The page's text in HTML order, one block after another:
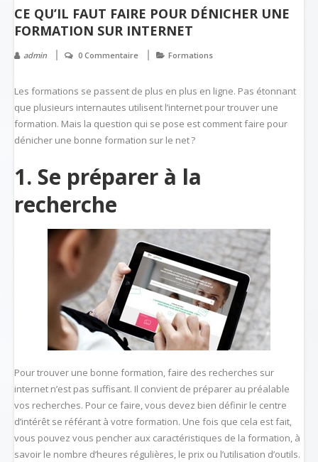
CE QU’IL FAUT FAIRE POUR DÉNICHER UNE
FORMATION SUR INTERNET
admin 0 Commentaire Formations
Les formations se passent de plus en plus en ligne. Pas étonnant
que plusieurs internautes utilisent l’internet pour trouver une
formation. Mais la question qui se pose est comment faire pour
dénicher une bonne formation sur le net ?
1. Se préparer à la
recherche
Pour trouver une bonne formation, faire des recherches sur
internet n’est pas suffisant. Il convient de préparer au préalable
vos recherches. Pour ce faire, vous devez bien définir le centre
d’intérêt se référant à votre formation. Une fois que cela est fait,
vous pouvez vous pencher aux caractéristiques de la formation, à
savoir le nombre d’heures régulières, le prix ou l’utilisation d’outils.